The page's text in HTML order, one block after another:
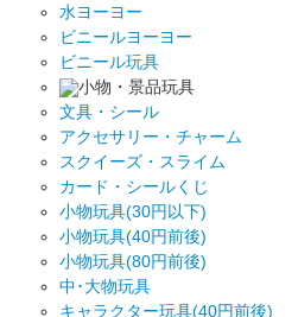
水ヨーヨー
ビニールヨーヨー
ビニール玩具
小物・景品玩具
文具・シール
アクセサリー・チャーム
スクイーズ・スライム
カード・シールくじ
小物玩具(30円以下)
小物玩具(40円前後)
小物玩具(80円前後)
中･大物玩具
キャラクター玩具(40円前後)